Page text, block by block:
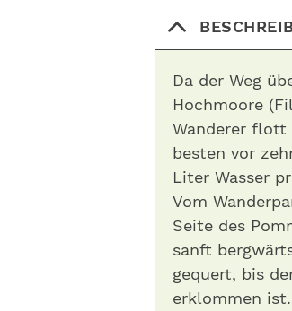
Da der Weg
Hochmoore
Wanderer flott
besten vor
Liter Wasser
Vom
Seite des
sanft
gequert, bis
erklommen